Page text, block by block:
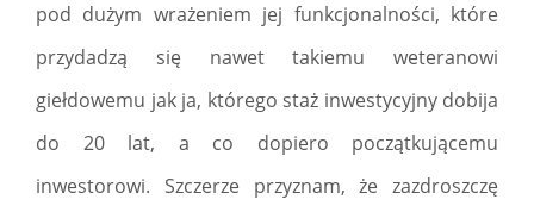
pod dużym wrażeniem jej funkcjonalności, które
przydadzą się nawet takiemu weteranowi
giełdowemu jak ja, którego staż inwestycyjny dobija
do 20 lat, a co dopiero początkującemu
inwestorowi. Szczerze przyznam, że zazdroszczę